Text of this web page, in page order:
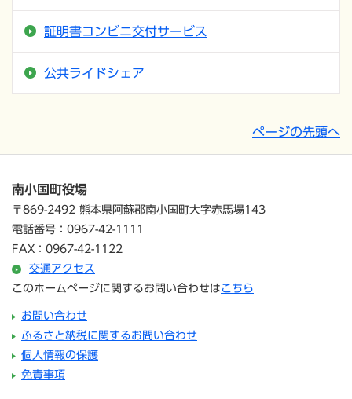
証明書コンビニ交付サービス
公共ライドシェア
ページの先頭へ
南小国町役場
〒869-2492 熊本県阿蘇郡南小国町大字赤馬場143
電話番号：0967-42-1111
FAX：0967-42-1122
交通アクセス
このホームページに関するお問い合わせは こちら
お問い合わせ
ふるさと納税に関するお問い合わせ
個人情報の保護
免責事項